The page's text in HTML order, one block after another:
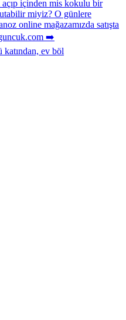
ev böl